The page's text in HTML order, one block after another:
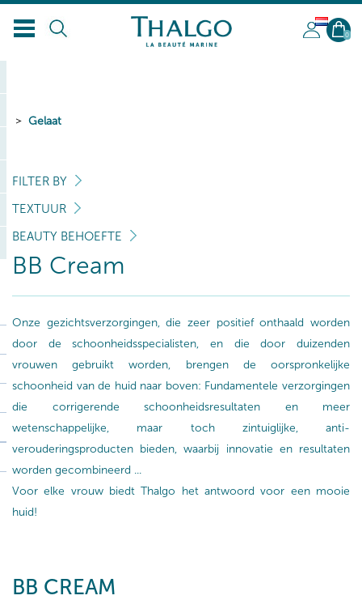
NL
0
Gelaat
FILTER BY
TEXTUUR
BEAUTY BEHOEFTE
BB Cream
Onze gezichtsverzorgingen, die zeer positief onthaald worden
door de schoonheidsspecialisten, en die door duizenden
vrouwen gebruikt worden, brengen de oorspronkelijke
schoonheid van de huid naar boven: Fundamentele verzorgingen
die corrigerende schoonheidsresultaten en meer
wetenschappelijke, maar toch zintuiglijke, anti-
verouderingsproducten bieden, waarbij innovatie en resultaten
worden gecombineerd ...
Voor elke vrouw biedt Thalgo het antwoord voor een mooie
huid!
BB CREAM